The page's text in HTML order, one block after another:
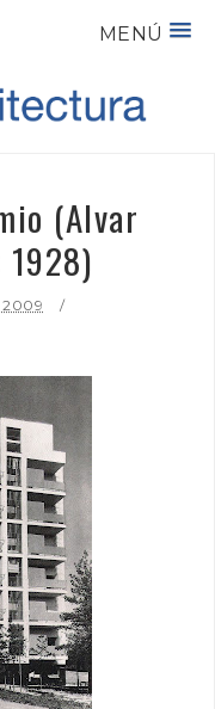
MENÚ
(Alvar
2009